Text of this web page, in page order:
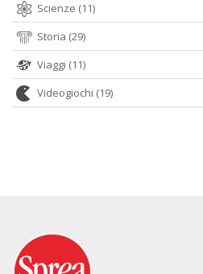
Scienze (11)
Storia (29)
Viaggi (11)
Videogiochi (19)